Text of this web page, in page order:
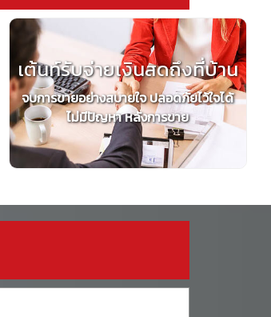
เต้นท์รับจ่ายเงินสดถึงที่บ้าน
จบการขายอย่างสบายใจ ปลอดภัยไว้ใจได้
ไม่มีปัญหา หลังการขาย